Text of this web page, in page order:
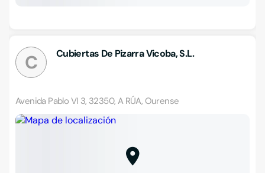
C Cubiertas De Pizarra Vicoba, S.L.
Avenida Pablo VI 3, 32350, A RÚA, Ourense